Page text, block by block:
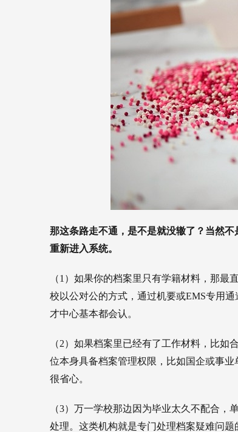
那这条路走不通，是不是就没辙了？当然
重新进入系统。
（1）如果你的档案里只有学籍材料，那
校以公对公的方式，通过机要或EMS专用
才中心基本都会认。
（2）如果档案里已经有了工作材料，比
位本身具备档案管理权限，比如国企或事
很省心。
（3）万一学校那边因为毕业太久不配合
处理。这类机构就是专门处理档案疑难问